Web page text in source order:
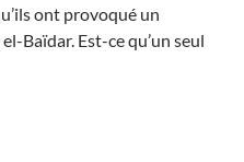
ont provoqué un
Baïdar. Est-ce qu’un seul